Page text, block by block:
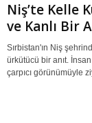
Niş’te Kelle
ve Kanlı Bir
Sırbistan'ın Niş
ürkütücü bir anıt.
çarpıcı görünümüyle